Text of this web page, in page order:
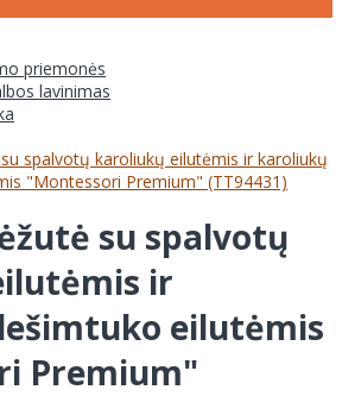
priemonės
lavinimas
spalvotų karoliukų eilutėmis ir karoliukų
"Montessori Premium" (TT94431)
su spalvotų
ir
eilutėmis
Premium"